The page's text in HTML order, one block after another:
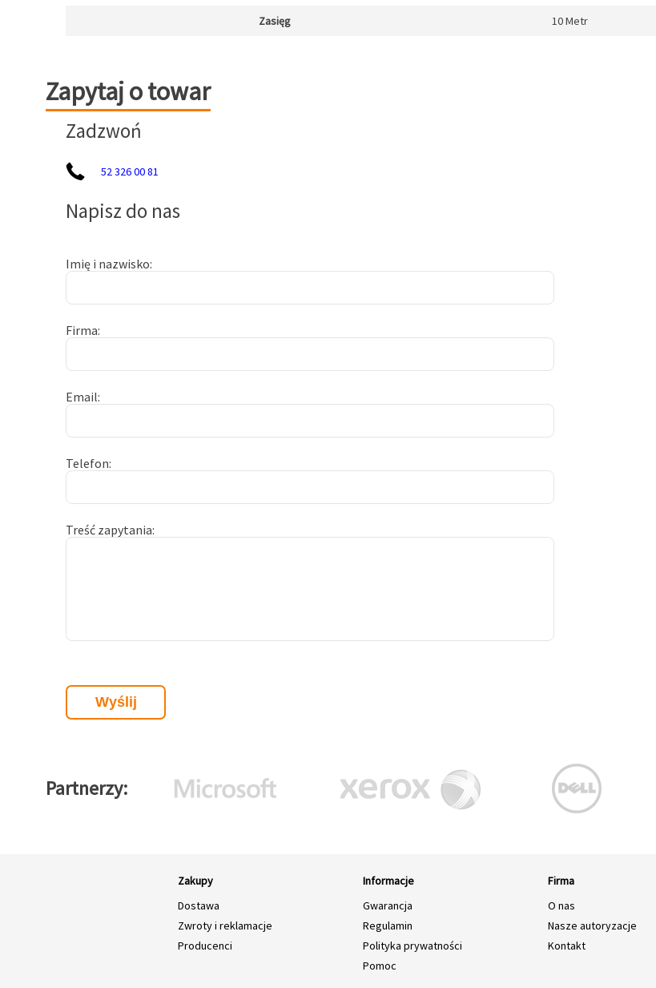
Zasięg 10 Metr
Zapytaj o towar
Zapytaj o towar
Zadzwoń
52 326 00 81
Napisz do nas
Imię i nazwisko
Firma
Email
Telefon
Treść zapytania
Partnerzy
Zakupy
Dostawa
Zwroty i reklamacje
Producenci
Informacje
Gwarancja
Regulamin
Polityka prywatności
Pomoc
Firma
O nas
Nasze autoryzacje
Kontakt